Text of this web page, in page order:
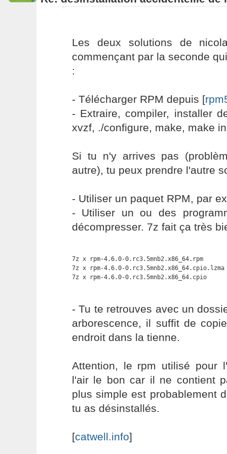
Les deux solutions de
commençant par la seconde
:
- Télécharger RPM depuis [
- Extraire, compiler, installer
xvzf, ./configure, make, make
Si tu n'y arrives pas
autre), tu peux prendre l'autre
- Utiliser un paquet RPM, par
- Utiliser un ou des
décompresser. 7z fait ça très
7z x rpm-4.6.0-0.rc3.5mnb2.x86_64.rpm
7z x rpm-4.6.0-0.rc3.5mnb2.x86_64.cpio.lzma
7z x rpm-4.6.0-0.rc3.5mnb2.x86_64.cpio
- Tu te retrouves avec un
arborescence, il suffit de
endroit dans la tienne.
Attention, le rpm utilisé pour
l'air le bon car il ne contient
plus simple est probablement
tu as désinstallés.
[catwell.info]